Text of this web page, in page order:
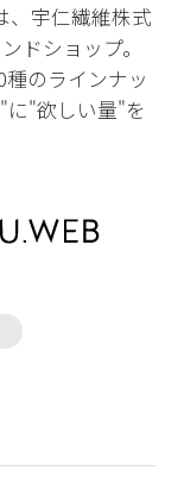
、宇仁繊維株式
ドショップ。
のラインナッ
に"欲しい量"を